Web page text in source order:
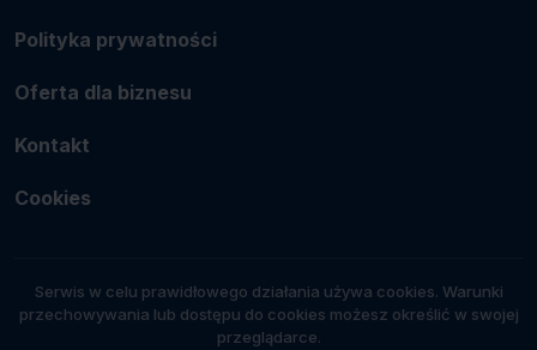
Polityka prywatności
Oferta dla biznesu
Kontakt
Cookies
Serwis w celu prawidłowego działania używa cookies. Warunki
przechowywania lub dostępu do cookies możesz określić w swojej
przeglądarce.